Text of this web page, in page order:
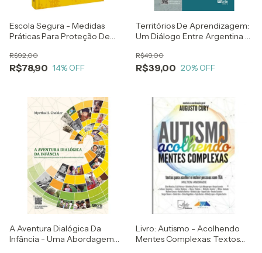
Escola Segura - Medidas
Práticas Para Proteção De
Gestores Escolares
R$78,90
R$92,00
14% OFF
Territórios De Aprendizagem:
Um Diálogo Entre Argentina E
Alcântara
R$39,00
R$49,00
20% OFF
A Aventura Dialógica Da
Infância - Uma Abordagem
Livro: Autismo - Acolhendo
Mentes Complexas: Textos